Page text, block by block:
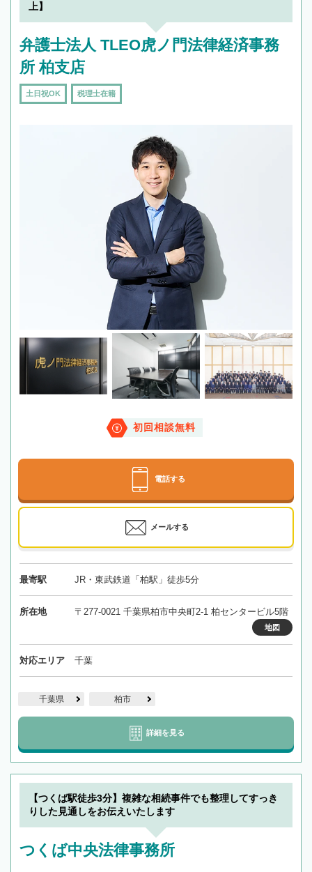
上】
弁護士法人 TLEO虎ノ門法律経済事務
所 柏支店
土日祝OK 税理士在籍
初回相談無料
電話する
メールする
最寄駅 JR・東武鉄道「柏駅」徒歩5分
所在地 〒277-0021 千葉県柏市中央町2-1 柏センタービル5階
地図
対応エリア 千葉
千葉県 柏市
詳細を見る
【つくば駅徒歩3分】複雑な相続事件でも整理してすっき
りした見通しをお伝えいたします
つくば中央法律事務所